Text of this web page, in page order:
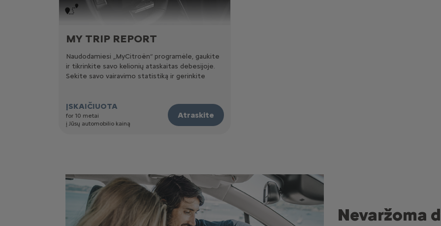
MY TRIP REPORT
Naudodamiesi „MyCitroën“ programėle, gaukite
ir tikrinkite savo kelionių ataskaitas debesijoje.
Sekite savo vairavimo statistiką ir gerinkite
ĮSKAIČIUOTA
for 10 metai
į Jūsų automobilio kainą
Atraskite
Nevaržoma